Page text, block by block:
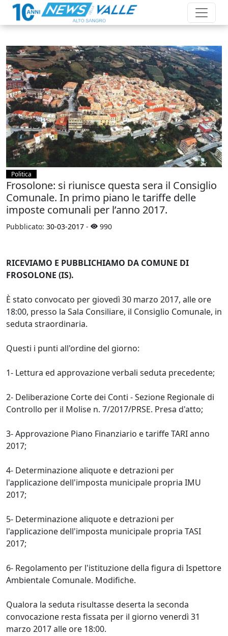
Politica
Frosolone: si riunisce questa sera il Consiglio
Comunale. In primo piano le tariffe delle
imposte comunali per l’anno 2017.
Pubblicato: 30-03-2017 - 990
RICEVIAMO E PUBBLICHIAMO DA COMUNE DI
FROSOLONE (IS).
È stato convocato per giovedì 30 marzo 2017, alle ore
18:00, presso la Sala Consiliare, il Consiglio Comunale, in
seduta straordinaria.
Questi i punti all'ordine del giorno:
1- Lettura ed approvazione verbali seduta precedente;
2- Deliberazione Corte dei Conti - Sezione Regionale di
Controllo per il Molise n. 7/2017/PRSE. Presa d'atto;
3- Approvazione Piano Finanziario e tariffe TARI anno
2017;
4- Determinazione aliquote e detrazioni per
l'applicazione dell'imposta municipale propria IMU
2017;
5- Determinazione aliquote e detrazioni per
l'applicazione dell'imposta municipale propria TASI
2017;
6- Regolamento per l'istituzione della figura di Ispettore
Ambientale Comunale. Modifiche.
Qualora la seduta risultasse deserta la seconda
convocazione resta fissata per il giorno venerdì 31
marzo 2017 alle ore 18:00.